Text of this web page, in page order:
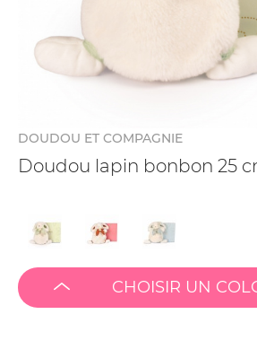
DOUDOU ET COMPAGNIE
Doudou lapin bonbon 25
CHOISIR UN